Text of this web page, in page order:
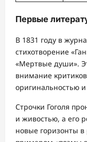
Первые
В 1831 году в
стихотворение
«Мертвые души».
внимание
оригинальностью
Строчки Гоголя
и живостью, а его
новые горизонты в